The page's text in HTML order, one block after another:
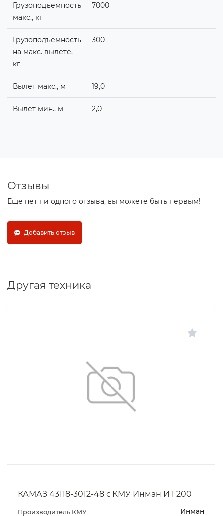
Грузоподъемность
макс., кг
7000
Грузоподъемность
на макс. вылете,
кг
300
Вылет макс., м 19,0
Вылет мин., м 2,0
Отзывы
Еще нет ни одного отзыва, вы можете быть первым!
Добавить отзыв
Другая техника
КАМАЗ 43118-3012-48 с КМУ Инман ИТ 200
Производитель КМУ Инман